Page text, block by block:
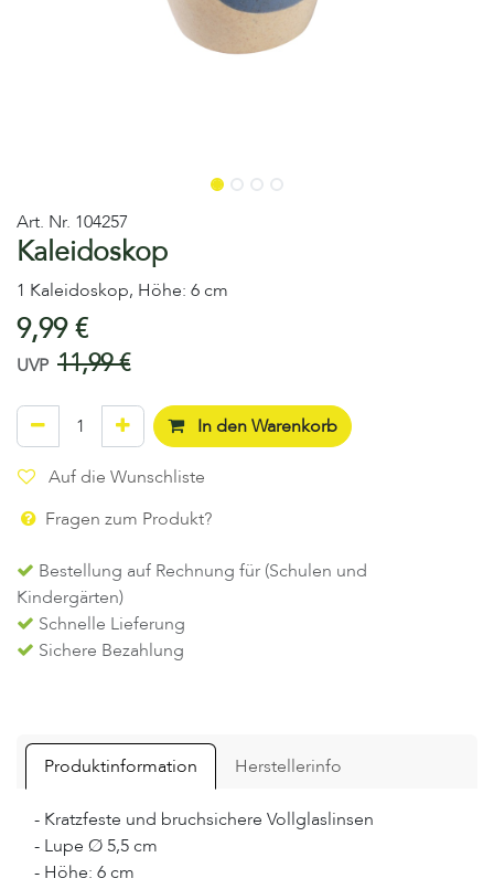
Art. Nr. 104257
Kaleidoskop
1 Kaleidoskop, Höhe: 6 cm
9,99€
UVP 11,99€
In den Warenkorb
Auf die Wunschliste
Fragen zum Produkt?
Bestellung auf Rechnung für (Schulen und
Kindergärten)
Schnelle Lieferung
Sichere Bezahlung
Produktinformation Herstellerinfo
- Kratzfeste und bruchsichere Vollglaslinsen
- Lupe Ø 5,5 cm
- Höhe: 6 cm